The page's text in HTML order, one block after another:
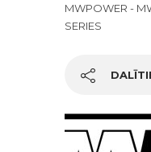
MWPOWER -
SERIES